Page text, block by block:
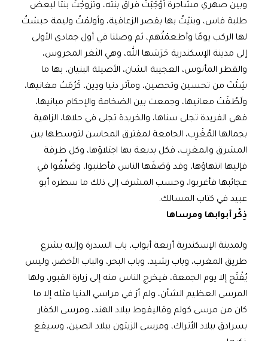
وبين صهري مشاجرة أَوْجَبَتْ فراق بنته، وتزوجْتُ بنتًا لبعض
طلبة فاس، وبنيْتُ بها بقصر الزعافية، وأولمْتُ وليمة حبسْتُ
لها الركب يومًا وأطعمْتُهم، ثم وصلنا في أول جمادى الأولى
إلى مدينة الإسكندرية حَرَسَها الله، وهي الثغر المحروس،
والقطر المأنوس، العجيبة الشان، الأصيلة البنيان، بها ما
شِئْتَ من تحسين وتحصين، ومآثر دنيا ودِين، كَرُمَتْ مغانيها،
ولَطُفَتْ معانيها، وجمعت بين الضخامة والإحكام مبانيها،
فهي الفريدة تجلى سناها، والخريدة تجلى في حلاها، الزاهية
بجمالها المُغْرِب، الجامعة لمفترق المحاسن لتوسطها بين
المشرق والمغرِب، فكل بديعة بها اجتلاؤها، وكل طرفة
فإليها انتهاؤها، وقد وَصَفَها الناس فأطنبوا، وصَنَّفُوا في
عجائبها فأغربوا، وحسب المشرف إلى ذلك ما سطره أبو
عبيد في كتاب المسالك.
ذِكْر أبوابها ومرساها
ولمدينة الإسكندرية أربعة أبواب، باب السدرة وإليه يشرع
طريق المغرب، وباب رشيد، وباب البحر، والباب الأخضر، وليس
يُفْتَح إلا يوم الجمعة، فيخرج الناس منه إلى زيارة القبور، ولها
المرسى العظيم الشأن، ولم أرَ في مراسي الدنيا مثله إلا ما
كان من مرسى كولم وقاليقوط ببلاد الهند، ومرسى الكفار
بسرادق ببلاد الأتراك، ومرسى الزيتون ببلاد الصين، وسيقع